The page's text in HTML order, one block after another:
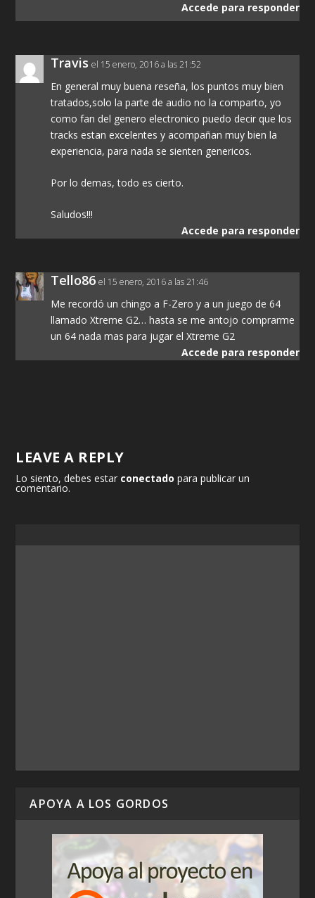
Accede para responder
Travis el 15 enero, 2016 a las 21:52
En general muy buena reseña, los puntos muy bien
tratados,solo la parte de audio no la comparto, yo
como fan del genero electronico puedo decir que los
tracks estan excelentes y acompañan muy bien la
experiencia, para nada se sienten genericos.
Por lo demas, todo es cierto.
Saludos!!!
Accede para responder
Tello86 el 15 enero, 2016 a las 21:46
Me recordó un chingo a F-Zero y a un juego de 64
llamado Xtreme G2… hasta se me antojo comprarme
un 64 nada mas para jugar el Xtreme G2
Accede para responder
LEAVE A REPLY
Lo siento, debes estar conectado para publicar un
comentario.
APOYA A LOS GORDOS